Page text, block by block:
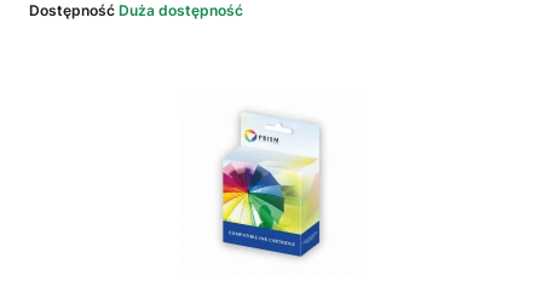
Dostępność Duża dostępność